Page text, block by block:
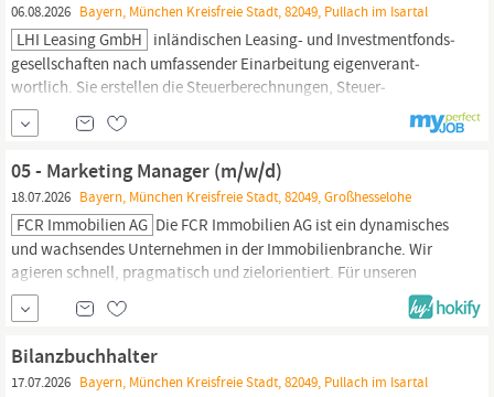
06.08.2026 Bayern, München Kreisfreie Stadt, 82049, Pullach im Isartal
LHI Leasing GmbH inländischen Leasing- und Investmentfonds­
gesell­schaften nach umfassender Einarbeitung eigen­verant­
wortlich. Sie erstellen die Steuer­berechnungen, Steuer­
erklärungen, Steuer­bilanzen und E-Bilanzen für Personen- und
Kapital­gesell­schaften. Sie prüfen die Steuer­bescheide und führen
die Korrespondenz mit den Finanz­behörden, auch
Rechts...
05 - Marketing Manager (m/w/d)
18.07.2026 Bayern, München Kreisfreie Stadt, 82049, Großhesselohe
FCR Immobilien AG Die FCR Immobilien AG ist ein dynamisches
und wachsendes Unternehmen in der Immobilienbranche. Wir
agieren schnell, pragmatisch und zielorientiert. Für unseren
Standort in
Pullach
motivierten Marketing Manager (m/w/d), der unsere Sichtbarkeit
Bilanzbuchhalter
17.07.2026 Bayern, München Kreisfreie Stadt, 82049, Pullach im Isartal